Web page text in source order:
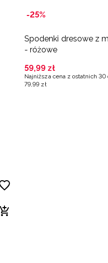
-25%
Spodenki dresowe z
- różowe
59,99 zł
Najniższa cena z ostatnich
79,99 zł